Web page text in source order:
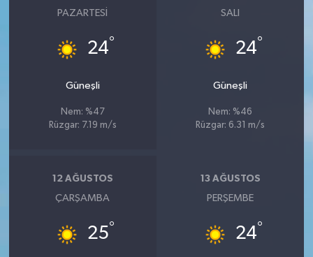
PAZARTESI
24°
Güneşli
Nem: %47
Rüzgar: 7.19 m/s
SALI
24°
Güneşli
Nem: %46
Rüzgar: 6.31 m/s
12 AĞUSTOS
ÇARŞAMBA
25°
13 AĞUSTOS
PERŞEMBE
24°